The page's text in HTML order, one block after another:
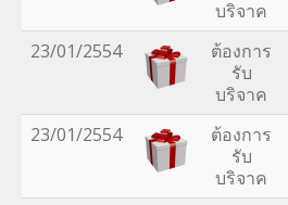
บริจาค
23/01/2554
ต้องการ
รับ
บริจาค
23/01/2554
ต้องการ
รับ
บริจาค